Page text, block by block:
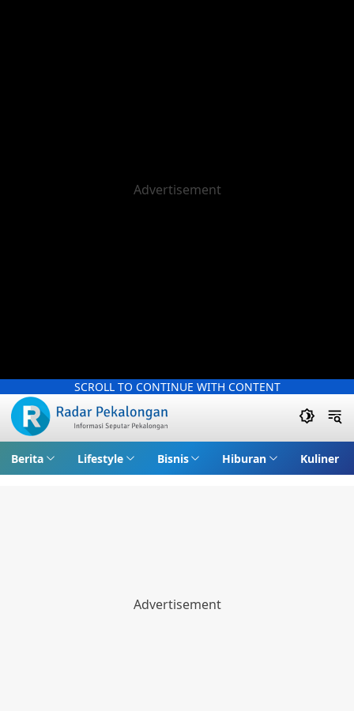
SCROLL TO CONTINUE WITH CONTENT
Berita Lifestyle Bisnis Hiburan Kuliner